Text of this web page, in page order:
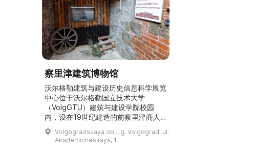
察里津建筑博物馆
沃尔格勒建筑与建设历史信息科学展览
中心位于沃尔格勒国立技术大学
（VolgGTU）建筑与建设学院校园
内，设在19世纪建造的前察里津商人
什利科夫 A.М. 的住宅内。\r\n\r\n地
址：沃尔格勒市，学院街（ул.
Академическая）1号（入口从齐奥
Volgogradskaya obl., g. Volgograd, ul.
Akademicheskaya, 1